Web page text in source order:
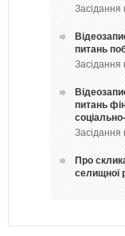
питань
питань
Про
селищної